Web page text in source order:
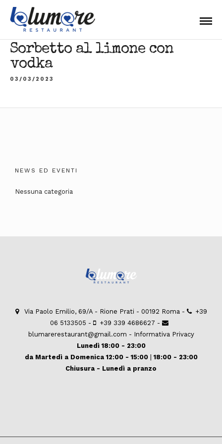
Sorbetto al limone con
vodka
03/03/2023
NEWS ED EVENTI
Nessuna categoria
Via Paolo Emilio, 69/A - Rione Prati - 00192 Roma -
+39
06 5133505 - +39 339 4686627 -
blumarerestaurant@gmail.com - Informativa Privacy
Lunedì 18:00 - 23:00
da Martedì a Domenica 12:00 - 15:00|18:00 - 23:00
Chiusura - Lunedì a pranzo